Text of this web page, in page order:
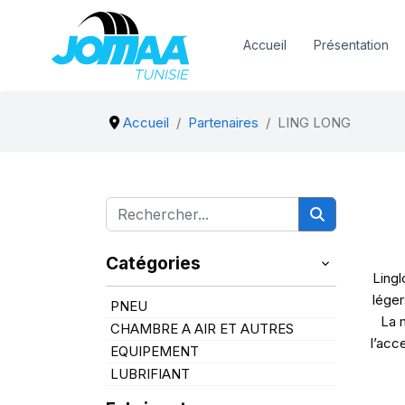
Accueil Présentation
Accueil Partenaires LING LONG
Catégories
PNEU
CHAMBRE A AIR ET AUTRES
EQUIPEMENT
LUBRIFIANT
La